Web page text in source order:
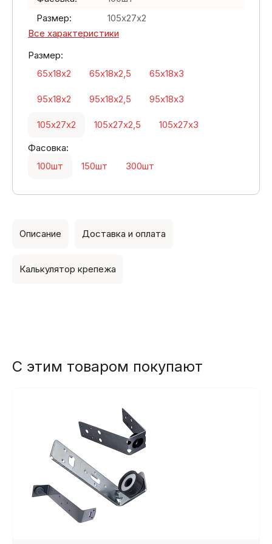
Размер:
105х27х2
Все характеристики
Размер:
65х18х2
65х18х2,5 65х18х3
95х18х2 95х18х2,5 95х18х3
105х27х2 105х27х2,5
105х27х3
Фасовка:
100шт
150шт 300шт
Описание Доставка и оплата
Калькулятор крепежа
С этим товаром покупают